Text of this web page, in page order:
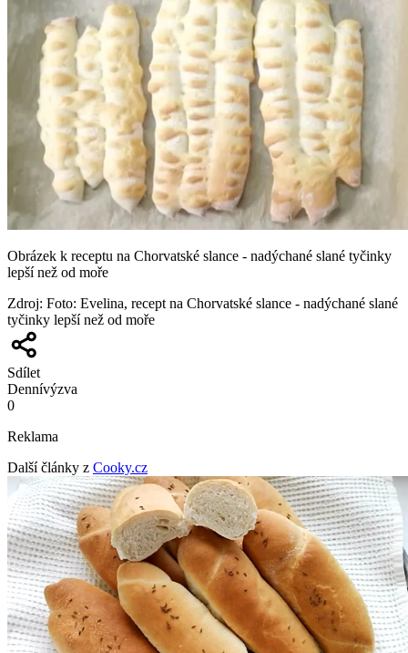
Obrázek k receptu na Chorvatské slance - nadýchané slané tyčinky
lepší než od moře
Zdroj: Foto: Evelina, recept na Chorvatské slance - nadýchané slané
tyčinky lepší než od moře
Sdílet
Dennívýzva
0
Reklama
Další články z Cooky.cz